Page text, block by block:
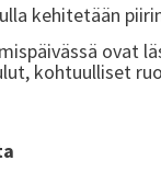
kehitetään
ovat
kohtuulliset